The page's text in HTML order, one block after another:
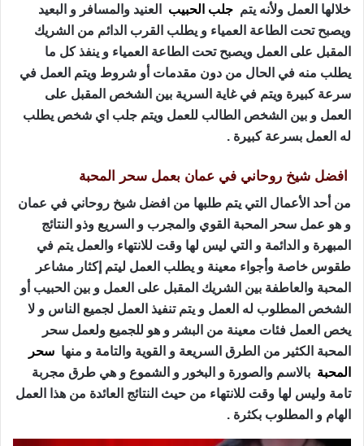
خلالها العمل ولأنه يتم جلب الحبيب
العنيد والمسافر و البعيد
ويصبح تحت الطاعة العمياء و يطلب القرب الدائم من الشريك
المقبل على العمل ويصبح تحت الطاعة العمياء و ينفذ كل ما
يطلب منه في الحال من دون مقدمات أو شروط ويتم العمل في
سرعة كبيرة ويتم في غاية السرية بين الشخص المقبل على
العمل و بين الشخص الطالب للعمل ويتم جلب اي شخص يطلب
له العمل بسرعة كبيرة .
افضل شيخ روحاني في عمان بعمل سحر المحبة
من أحد الأعمال التي يتم طلبها من افضل شيخ روحاني في عمان
و هو عمل سحر المحبة القوي والمجرب و السريع وذو النتائج
المبهرة و الدائمة و التي ليس لها وقت للانتهاء والعمل يتم في
طقوس خاصة وأجواء معينة و يطلب العمل ليتم إكثار مشاعر
المحبة والعاطفة بين الشريك المقبل على العمل و بين الحبيب أو
الشخص المطلوب له العمل و يتم تنفيذ العمل لجميع الناس و لا
يخص العمل فئات معينة من البشر و هو للجميع ولعمل سحر
المحبة الكثير من الطرق السريعة و القوية والتامة و منها سحر
المحبة بالاسم والصورة و البخور و الشموع و هي طرق مجربة
تامة وليس لها وقت للانتهاء من حيث النتائج العائدة من هذا العمل
الهام و المطلوب بكثرة .